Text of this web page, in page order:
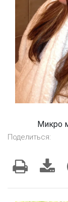
Микро
Поделиться: